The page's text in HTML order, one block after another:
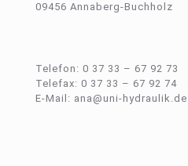
09456 Annaberg-Buchholz
Telefon: 0 37 33 – 67 92 73
Telefax: 0 37 33 – 67 92 74
E-Mail: ana@uni-hydraulik.de